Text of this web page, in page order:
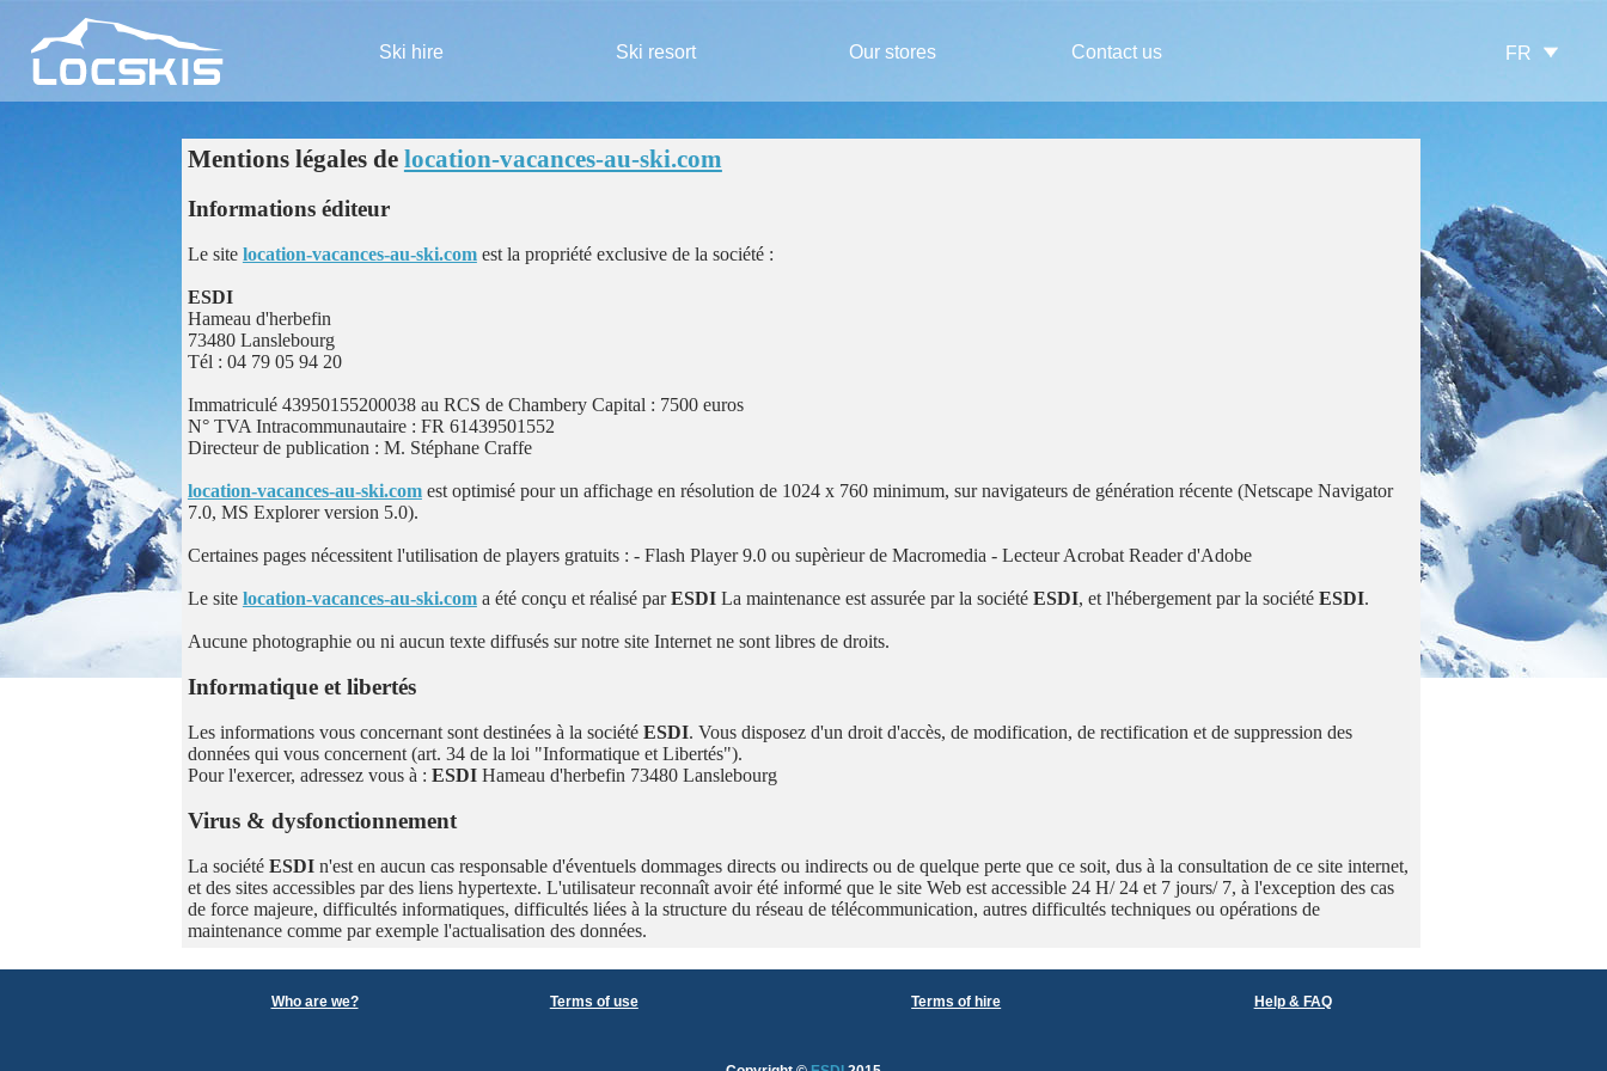
Ski hire Ski resort Our stores Contact us FR
Mentions légales de location-vacances-au-ski.com
Informations éditeur
Le site location-vacances-au-ski.comest la propriété exclusive de la société :
ESDI
Hameau d'herbefin
73480 Lanslebourg
Tél : 04 79 05 94 20
Immatriculé 43950155200038 au RCS de Chambery Capital : 7500 euros
N° TVA Intracommunautaire : FR 61439501552
Directeur de publication : M. Stéphane Craffe
location-vacances-au-ski.comest optimisé pour un affichage en résolution de 1024 x 760 minimum, sur navigateurs de génération récente (Netscape Navigator
7.0, MS Explorer version 5.0).
Certaines pages nécessitent l'utilisation de players gratuits : - Flash Player 9.0 ou supèrieur de Macromedia - Lecteur Acrobat Reader d'Adobe
Le site location-vacances-au-ski.coma été conçu et réalisé parESDILa maintenance est assurée par la société ESDI, et l'hébergement par la société ESDI.
Aucune photographie ou ni aucun texte diffusés sur notre site Internet ne sont libres de droits.
Informatique et libertés
Les informations vous concernant sont destinées à la société ESDI. Vous disposez d'un droit d'accès, de modification, de rectification et de suppression des
données qui vous concernent (art. 34 de la loi "Informatique et Libertés").
Pour l'exercer, adressez vous à : ESDIHameau d'herbefin 73480 Lanslebourg
Virus & dysfonctionnement
La société ESDIn'est en aucun cas responsable d'éventuels dommages directs ou indirects ou de quelque perte que ce soit, dus à la consultation de ce site internet,
et des sites accessibles par des liens hypertexte. L'utilisateur reconnaît avoir été informé que le site Web est accessible 24 H/ 24 et 7 jours/ 7, à l'exception des cas
de force majeure, difficultés informatiques, difficultés liées à la structure du réseau de télécommunication, autres difficultés techniques ou opérations de
maintenance comme par exemple l'actualisation des données.
Who are we? Terms of use Terms of hire Help & FAQ